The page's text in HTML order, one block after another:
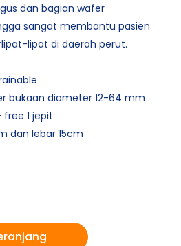
dan bagian wafer
sangat membantu pasien
lipat di daerah perut.
bukaan diameter 12-64 mm
free 1 jepit
dan lebar 15cm